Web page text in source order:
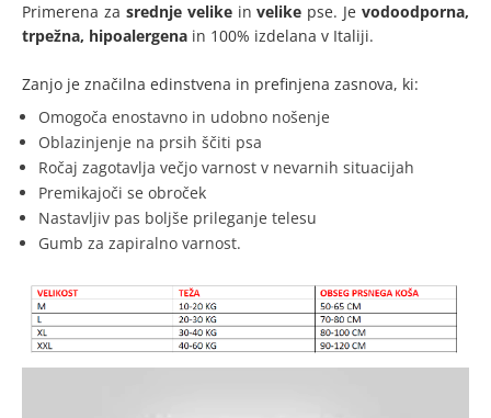
Primerena za srednje velikeinvelike pse. Je vodoodporna,
trpežna, hipoalergena in 100% izdelana v Italiji.
Zanjo je značilna edinstvena in prefinjena zasnova, ki:
Omogoča enostavno in udobno nošenje
Oblazinjenje na prsih ščiti psa
Ročaj zagotavlja večjo varnost v nevarnih situacijah
Premikajoči se obroček
Nastavljiv pas boljše prileganje telesu
Gumb za zapiralno varnost.